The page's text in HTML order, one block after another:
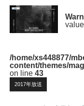
/home/xs448877/
content/themes/
on line 43
2017年放送